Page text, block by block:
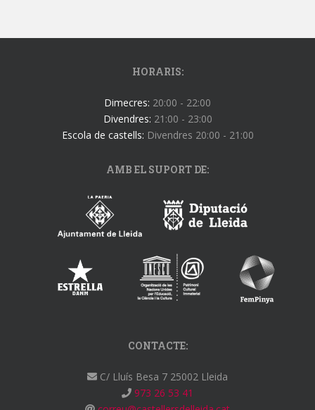
HORARIS:
Dimecres: 20:00 - 22:00
Divendres: 21:00 - 23:00
Escola de castells: Divendres 20:00 - 21:00
AMB EL SUPORT DE:
CONTACTE:
C/ Lluís Besa 7 25002 Lleida
973 26 53 41